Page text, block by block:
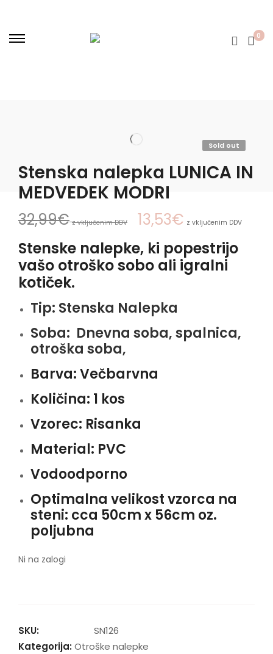
0
Sold out
Stenska nalepka LUNICA IN
MEDVEDEK MODRI
32,99€ z vključenim DDV 13,53€ z vključenim DDV
Stenske nalepke, ki popestrijo
vašo otroško sobo ali igralni
kotiček.
Tip: Stenska Nalepka
Soba: Dnevna soba, spalnica,
otroška soba,
Barva:Večbarvna
Količina: 1 kos
Vzorec: Risanka
Material: PVC
Vodoodporno
Optimalna velikost vzorca na
steni: cca 50cm x 56cm oz.
poljubna
Ni na zalogi
SKU:
SN126
Kategorija:Otroške nalepke